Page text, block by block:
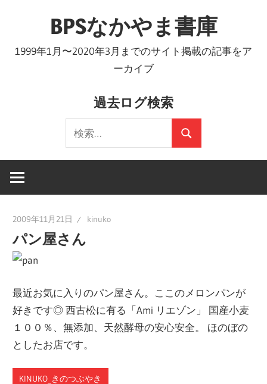
プ
BPSなかやま書庫
1999年1月〜2020年3月までのサイト掲載の記事をア
ーカイブ
過去ログ検索
索:
検
索
2009年11月21日 kinuko
パン屋さん
最近お気に入りのパン屋さん。ここのメロンパンが
好きです◎ 西古松に有る「Ami リエゾン」 国産小麦
１００％、無添加、天然酵母の安心安全。 ほのぼの
としたお店です。
KINUKO_きのつぶやき